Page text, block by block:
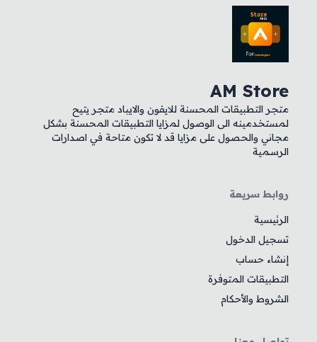
AM Store
متجر التطبيقات المحسنة للايفون والايباد متجر يتيح
لمستخدمينه الى الوصول لمزايا التطبيقات المحسنة بشكل
مجاني والحصول على مزايا قد لا تكون متاحة في اصدارات
الرسمية
روابط سريعة
الرئيسية
تسجيل الدخول
إنشاء حساب
التطبيقات المتوفرة
الشروط والأحكام